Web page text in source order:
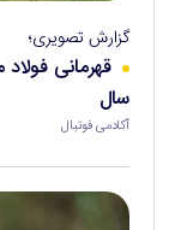
گزارش تصویری؛
سال
آکادمی فوتبال